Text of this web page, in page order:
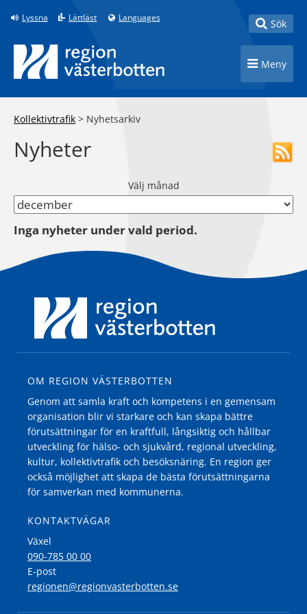
Till innehåll på sidan
Lyssna Lättläst Languages Toggle
Sök
Toggle
Meny
Kollektivtrafik > Nyhetsarkiv
Nyheter
Välj månad
Inga nyheter under vald period.
OM REGION VÄSTERBOTTEN
Genom att samla kraft och kompetens i en gemensam
organisation blir vi starkare och kan skapa bättre
förutsättningar för en kraftfull, långsiktig och hållbar
utveckling för hälso- och sjukvård, regional utveckling,
kultur, kollektivtrafik och besöksnäring. En region ger
också möjlighet att skapa de bästa förutsättningarna
för samverkan med kommunerna.
KONTAKTVÄGAR
Växel
090-785 00 00
E-post
regionen@regionvasterbotten.se